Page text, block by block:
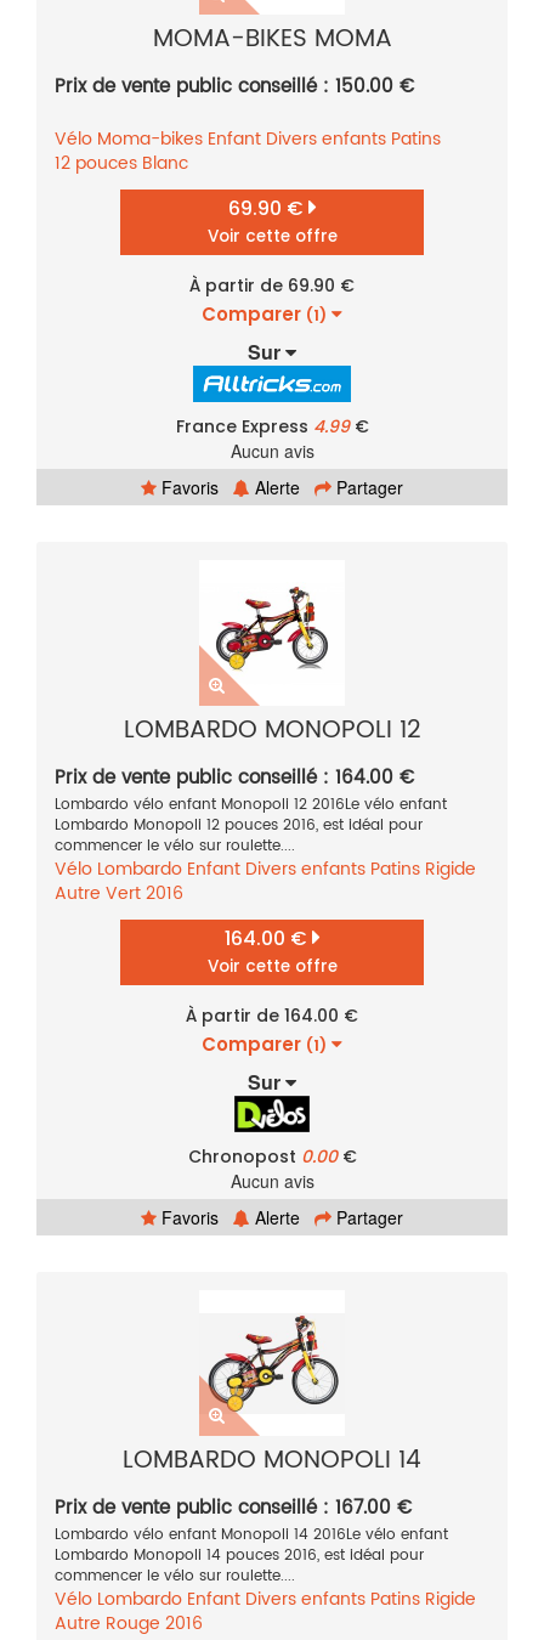
MOMA-BIKES MOMA
Prix de vente public conseillé : 150.00 €
Vélo Moma-bikes Enfant Divers enfants Patins
12 pouces Blanc
69.90 €
Voir cette offre
À partir de 69.90 €
Comparer (1)
Sur
France Express 4.99€
Aucun avis
Favoris
Alerte Partager
LOMBARDO MONOPOLI 12
Prix de vente public conseillé : 164.00 €
Lombardo vélo enfant Monopoli 12 2016Le vélo enfant
Lombardo Monopoli 12 pouces 2016, est idéal pour
commencer le vélo sur roulette....
Vélo Lombardo Enfant Divers enfants Patins Rigide
Autre Vert2016
164.00 €
Voir cette offre
À partir de 164.00 €
Comparer (1)
Sur
Chronopost 0.00€
Aucun avis
Favoris
Alerte Partager
LOMBARDO MONOPOLI 14
Prix de vente public conseillé : 167.00 €
Lombardo vélo enfant Monopoli 14 2016Le vélo enfant
Lombardo Monopoli 14 pouces 2016, est idéal pour
commencer le vélo sur roulette....
Vélo Lombardo Enfant Divers enfants Patins Rigide
Autre Rouge 2016